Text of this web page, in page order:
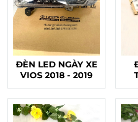
ĐÈN LED NGÀY XE
VIOS 2018 - 2019